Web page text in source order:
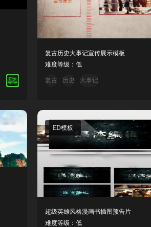
复古历史大事记宣传展示模板
难度等级：低
复古 历史 大事记
ED模板
超级英雄风格漫画书插图预告片
难度等级：低